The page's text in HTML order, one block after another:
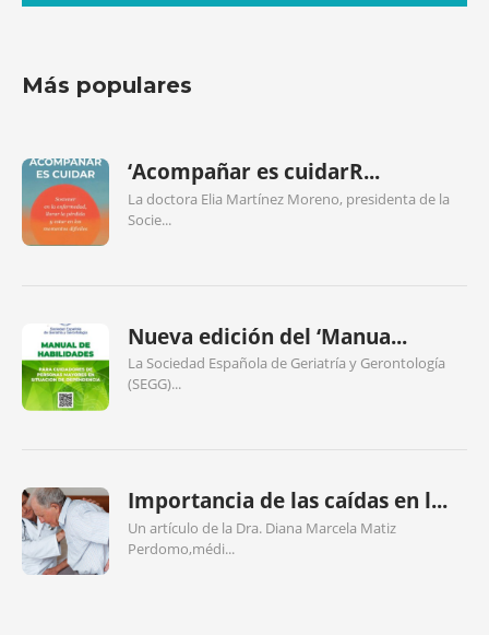
Más populares
‘Acompañar es cuidarR...
La doctora Elia Martínez Moreno, presidenta de la
Socie...
Nueva edición del ‘Manua...
La Sociedad Española de Geriatría y Gerontología
(SEGG)...
Importancia de las caídas en l...
Un artículo de la Dra. Diana Marcela Matiz
Perdomo,médi...